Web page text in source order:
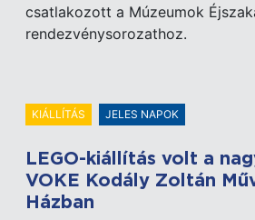
csatlakozott a Múzeumok
rendezvénysorozathoz.
KIÁLLÍTÁS JELES NAPOK
LEGO-kiállítás volt a
VOKE Kodály Zoltán
Házban